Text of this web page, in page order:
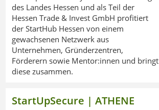
des Landes Hessen und als Teil der
Hessen Trade & Invest GmbH profitiert
der StartHub Hessen von einem
gewachsenen Netzwerk aus
Unternehmen, Gründerzentren,
Förderern sowie Mentor:innen und bringt
diese zusammen.
StartUpSecure | ATHENE